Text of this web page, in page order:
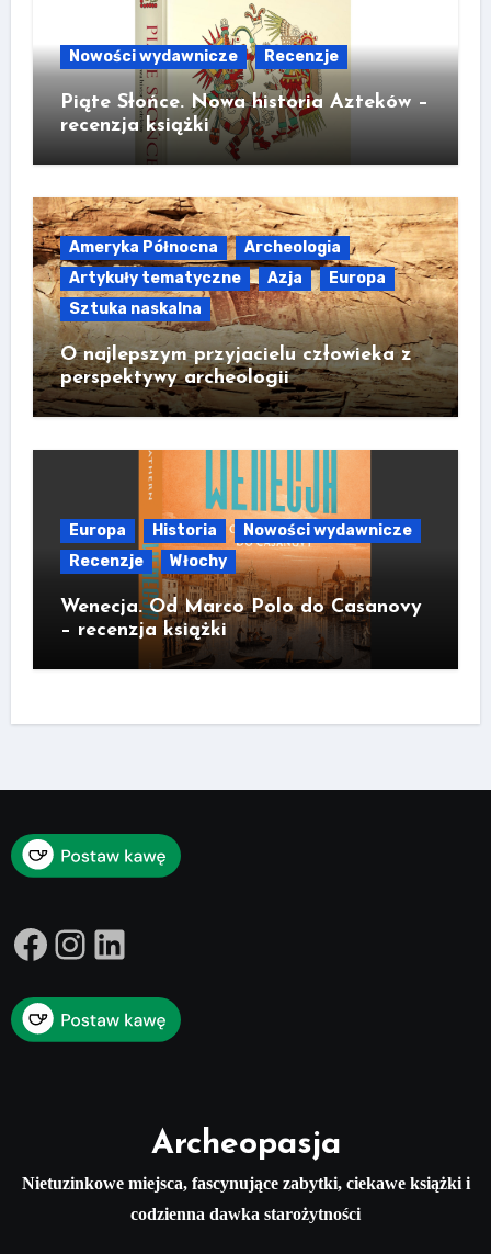
Nowości wydawnicze Recenzje
Piąte Słońce. Nowa historia Azteków –
recenzja książki
Ameryka Północna
Archeologia
Artykuły tematyczne
Azja
Europa
Sztuka naskalna
O najlepszym przyjacielu człowieka z
perspektywy archeologii
Europa Historia
Nowości wydawnicze
Recenzje
Włochy
Wenecja. Od Marco Polo do Casanovy
– recenzja książki
Facebook
Instagram
LinkedIn
Archeopasja
Nietuzinkowe miejsca, fascynujące zabytki, ciekawe książki i
codzienna dawka starożytności